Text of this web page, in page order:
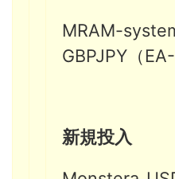
MRAM-
GBPJPY（EA-
新規投入